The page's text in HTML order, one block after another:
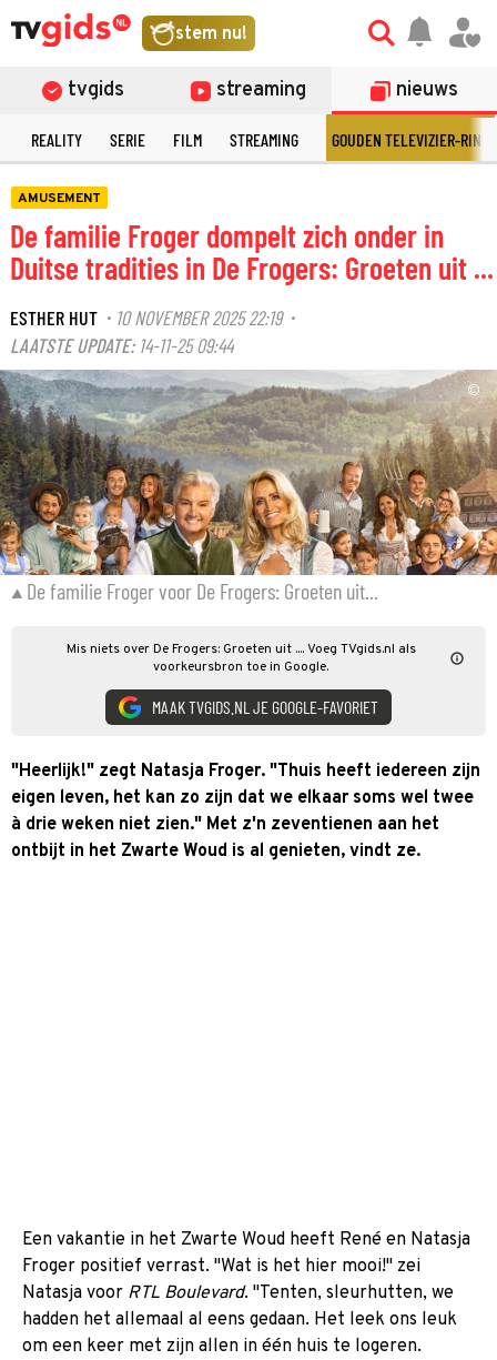
stem nu!
tvgids streaming nieuws
REALITY SERIE FILM STREAMING GOUDEN TELEVIZIER-RING
AMUSEMENT
De familie Froger dompelt zich onder in
Duitse tradities in De Frogers: Groeten uit ...
ESTHER HUT · 10 NOVEMBER 2025 22:19·
LAATSTE UPDATE: 14-11-25 09:44
©
De familie Froger voor De Frogers: Groeten uit...
Mis niets over De Frogers: Groeten uit .... Voeg TVgids.nl als
voorkeursbron toe in Google.
MAAK TVGIDS.NL JE GOOGLE-FAVORIET
"Heerlijk!" zegt Natasja Froger. "Thuis heeft iedereen zijn
eigen leven, het kan zo zijn dat we elkaar soms wel twee
à drie weken niet zien." Met z'n zeventienen aan het
ontbijt in het Zwarte Woud is al genieten, vindt ze.
Een vakantie in het Zwarte Woud heeft René en Natasja
Froger positief verrast. "Wat is het hier mooi!" zei
Natasja voor RTL Boulevard. "Tenten, sleurhutten, we
hadden het allemaal al eens gedaan. Het leek ons leuk
om een keer met zijn allen in één huis te logeren.